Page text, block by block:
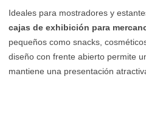
Ideales para mostradores y
cajas de exhibición para
pequeños como snacks,
diseño con frente abierto permite
mantiene una presentación